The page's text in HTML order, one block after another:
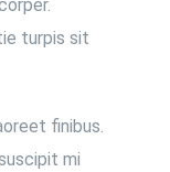
turpis sit
finibus.
mi